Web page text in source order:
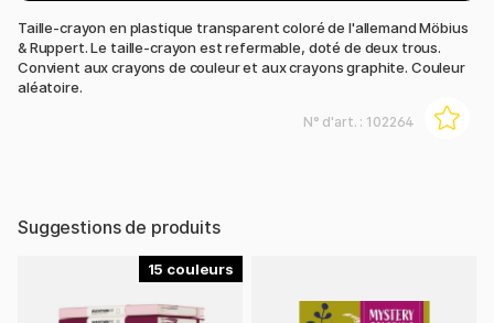
Taille-crayon en plastique transparent coloré de l'allemand Möbius
& Ruppert. Le taille-crayon est refermable, doté de deux trous.
Convient aux crayons de couleur et aux crayons graphite. Couleur
aléatoire.
N° d'art. : 102264
Suggestions de produits
15